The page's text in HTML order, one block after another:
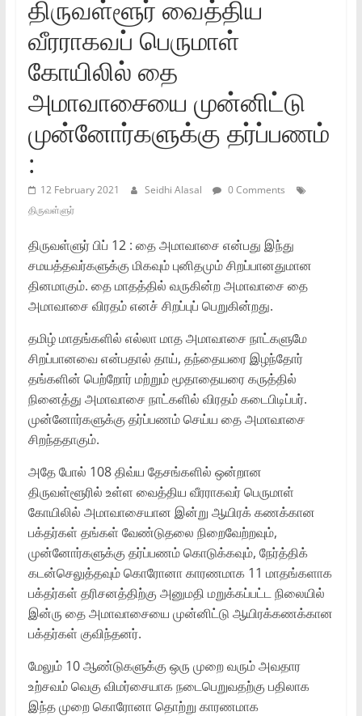
திருவள்ளூர் வைத்திய
வீரராகவப் பெருமாள்
கோயிலில் தை
அமாவாசையை முன்னிட்டு
முன்னோர்களுக்கு தர்ப்பணம்
:
12 February 2021 Seidhi Alasal
0 Comments
திருவள்ளுர்
திருவள்ளுர் பிப் 12 : தை அமாவாசை என்பது இந்து
சமயத்தவர்களுக்கு மிகவும் புனிதமும் சிறப்பானதுமான
தினமாகும். தை மாதத்தில் வருகின்ற அமாவாசை தை
அமாவாசை விரதம் எனச் சிறப்புப் பெறுகின்றது.
தமிழ் மாதங்களில் எல்லா மாத அமாவாசை நாட்களுமே
சிறப்பானவை என்பதால் தாய், தந்தையரை இழந்தோர்
தங்களின் பெற்றோர் மற்றும் மூதாதையரை கருத்தில்
நினைத்து அமாவாசை நாட்களில் விரதம் கடைபிடிப்பர்.
முன்னோர்களுக்கு தர்ப்பணம் செய்ய தை அமாவாசை
சிறந்ததாகும்.
அதே போல் 108 திவ்ய தேசங்களில் ஒன்றான
திருவள்ளூரில் உள்ள வைத்திய வீரராகவர் பெருமாள்
கோயிலில் அமாவாசையான இன்று ஆயிரக் கணக்கான
பக்தர்கள் தங்கள் வேண்டுதலை நிறைவேற்றவும்,
முன்னோர்களுக்கு தர்ப்பணம் கொடுக்கவும், நேர்த்திக்
கடன்செலுத்தவும் கொரோனா காரணமாக 11 மாதங்களாக
பக்தர்கள் தரிசனத்திற்கு அனுமதி மறுக்கப்பட்ட நிலையில்
இன்ரு தை அமாவாசையை முன்னிட்டு ஆயிரக்கணக்கான
பக்தர்கள் குவிந்தனர்.
மேலும் 10 ஆண்டுகளுக்கு ஒரு முறை வரும் அவதார
உற்சவம் வெகு விமர்சையாக நடைபெறுவதற்கு பதிலாக
இந்த முறை கொரோனா தொற்று காரணமாக